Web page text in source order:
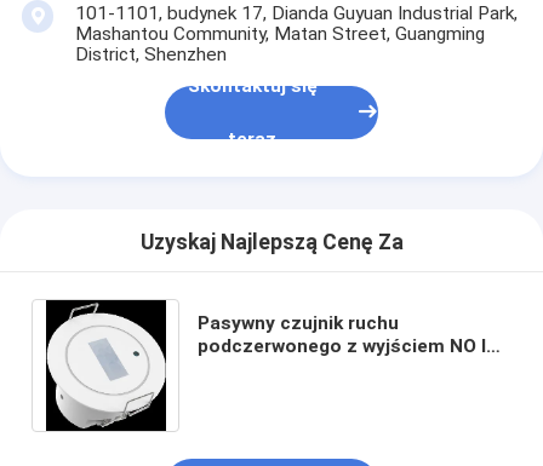
101-1101, budynek 17, Dianda Guyuan Industrial Park,
Mashantou Community, Matan Street, Guangming
District, Shenzhen
Skontaktuj się
teraz
Uzyskaj Najlepszą Cenę Za
Pasywny czujnik ruchu
podczerwonego z wyjściem NO lub